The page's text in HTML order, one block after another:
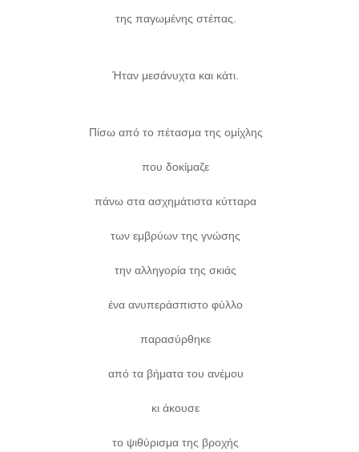
της παγωμένης στέπας.
Ήταν μεσάνυχτα και κάτι.
Πίσω από το πέτασμα της ομίχλης
που δοκίμαζε
πάνω στα ασχημάτιστα κύτταρα
των εμβρύων της γνώσης
την αλληγορία της σκιάς
ένα ανυπεράσπιστο φύλλο
παρασύρθηκε
από τα βήματα του ανέμου
κι άκουσε
το ψιθύρισμα της βροχής